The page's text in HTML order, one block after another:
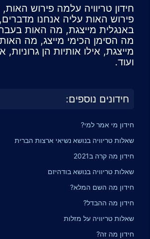
חידון טריוויה עלמה פירוש
פירוש האות עליה אנחנו
באנגלית מייצגת, מה האות
מה הסימן הכימי מייצג, מה
מייצגת, אילו אותיות הן גרוניות,
ועוד.
חידונים נוספים:
חידון מי אמר למי?
שאלות טריוויה בנושא נשיאי ארצות הברית
חידון מה קרה ב2021
שאלות טריוויה בנושא בודהיזם
חידון מה השם המלא?
חידון מה ההבדל?
שאלות טריוויה על מזלות
חידון מה זה?